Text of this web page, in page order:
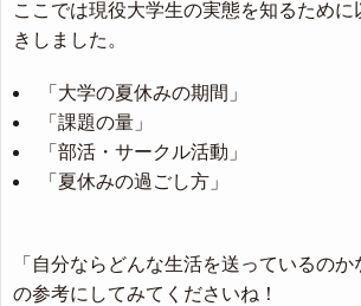
ここでは現役大学生の実態を知るために
きしました。
「大学の夏休みの期間」
「課題の量」
「部活・サークル活動」
「夏休みの過ごし方」
「自分ならどんな生活を送っているの
の参考にしてみてくださいね！